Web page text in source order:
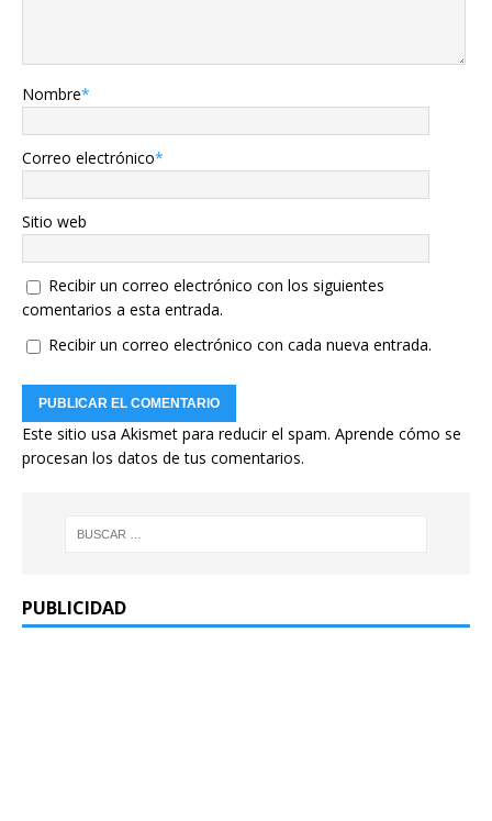
Nombre*
Correo electrónico*
Sitio web
Recibir un correo electrónico con los siguientes
comentarios a esta entrada.
Recibir un correo electrónico con cada nueva entrada.
Este sitio usa Akismet para reducir el spam. Aprende cómo se
procesan los datos de tus comentarios.
PUBLICIDAD